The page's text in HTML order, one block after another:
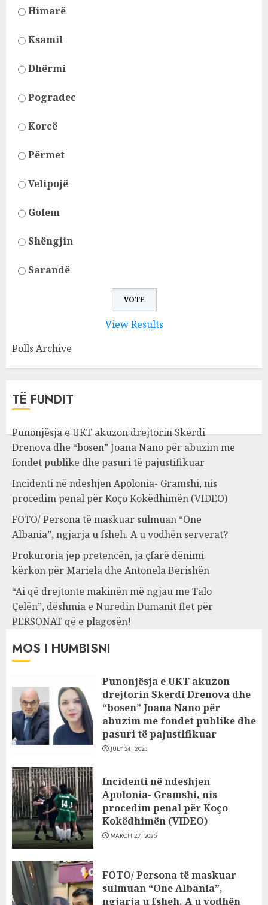
Himarë
Ksamil
Dhërmi
Pogradec
Korcë
Përmet
Velipojë
Golem
Shëngjin
Sarandë
View Results
Polls Archive
TË FUNDIT
Punonjësja e UKT akuzon drejtorin Skerdi
Drenova dhe “bosen” Joana Nano për abuzim me
fondet publike dhe pasuri të pajustifikuar
Incidenti në ndeshjen Apolonia- Gramshi, nis
procedim penal për Koço Kokëdhimën (VIDEO)
FOTO/ Persona të maskuar sulmuan “One
Albania”, ngjarja u fsheh. A u vodhën serverat?
Prokuroria jep pretencën, ja çfarë dënimi
kërkon për Mariela dhe Antonela Berishën
“Ai që drejtonte makinën më ngjau me Talo
Çelën”, dëshmia e Nuredin Dumanit flet për
PERSONAT që e plagosën!
MOS I HUMBISNI
Punonjësja e UKT akuzon
drejtorin Skerdi Drenova dhe
“bosen” Joana Nano për
abuzim me fondet publike dhe
pasuri të pajustifikuar
JULY 24, 2025
Incidenti në ndeshjen
Apolonia- Gramshi, nis
procedim penal për Koço
Kokëdhimën (VIDEO)
MARCH 27, 2025
FOTO/ Persona të maskuar
sulmuan “One Albania”,
ngjarja u fsheh. A u vodhën